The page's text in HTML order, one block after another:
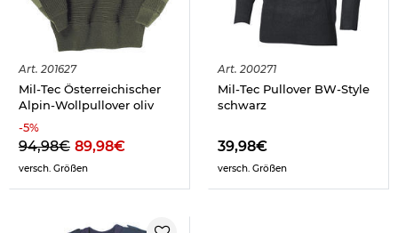
Art. 201627
Mil-Tec Österreichischer
Alpin-Wollpullover oliv
-5%
94,98€ 89,98€
versch. Größen
Art. 200271
Mil-Tec Pullover BW-Style
schwarz
39,98€
versch. Größen